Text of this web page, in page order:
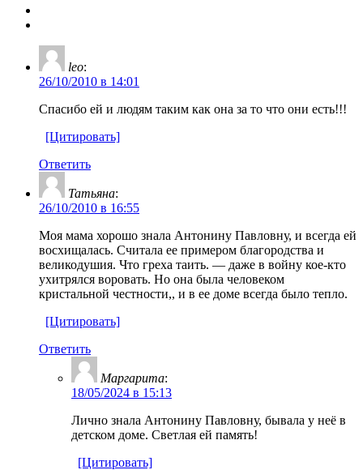
leo:
26/10/2010 в 14:01
Спасибо ей и людям таким как она за то что они есть!!!
[Цитировать]
Ответить
Татьяна:
26/10/2010 в 16:55
Моя мама хорошо знала Антонину Павловну, и всегда ей
восхищалась. Считала ее примером благородства и
великодушия. Что греха таить. — даже в войну кое-кто
ухитрялся воровать. Но она была человеком
кристальной честности,, и в ее доме всегда было тепло.
[Цитировать]
Ответить
Маргарита:
18/05/2024 в 15:13
Лично знала Антонину Павловну, бывала у неё в
детском доме. Светлая ей память!
[Цитировать]